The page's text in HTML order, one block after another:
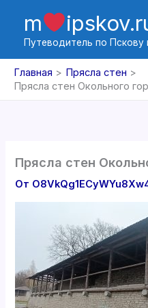
содержимому
m
Путеводитель по Пскову
Главная
Прясла стен
Прясла стен Окольного
Прясла стен
От